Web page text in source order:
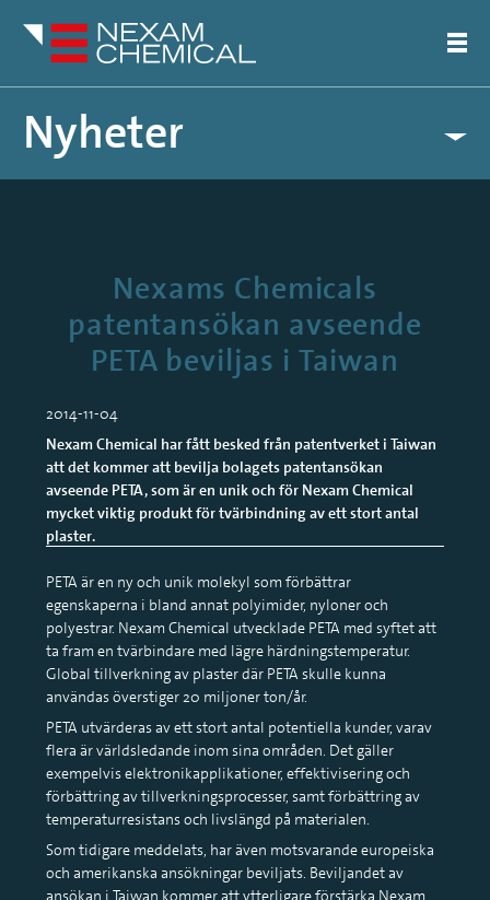
Nyheter
Nexams Chemicals
patentansökan avseende
PETA beviljas i Taiwan
2014-11-04
Nexam Chemical har fått besked från patentverket i Taiwan
att det kommer att bevilja bolagets patentansökan
avseende PETA, som är en unik och för Nexam Chemical
mycket viktig produkt för tvärbindning av ett stort antal
plaster.
PETA är en ny och unik molekyl som förbättrar
egenskaperna i bland annat polyimider, nyloner och
polyestrar. Nexam Chemical utvecklade PETA med syftet att
ta fram en tvärbindare med lägre härdningstemperatur.
Global tillverkning av plaster där PETA skulle kunna
användas överstiger 20 miljoner ton/år.
PETA utvärderas av ett stort antal potentiella kunder, varav
flera är världsledande inom sina områden. Det gäller
exempelvis elektronikapplikationer, effektivisering och
förbättring av tillverkningsprocesser, samt förbättring av
temperaturresistans och livslängd på materialen.
Som tidigare meddelats, har även motsvarande europeiska
och amerikanska ansökningar beviljats. Beviljandet av
ansökan i Taiwan kommer att ytterligare förstärka Nexam